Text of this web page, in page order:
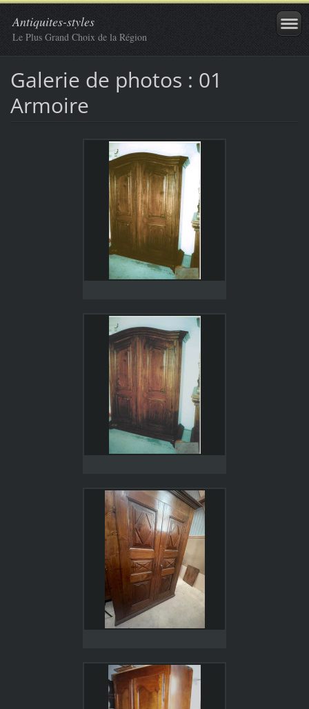
Antiquites-styles
Le Plus Grand Choix de la Région
Galerie de photos : 01
Armoire